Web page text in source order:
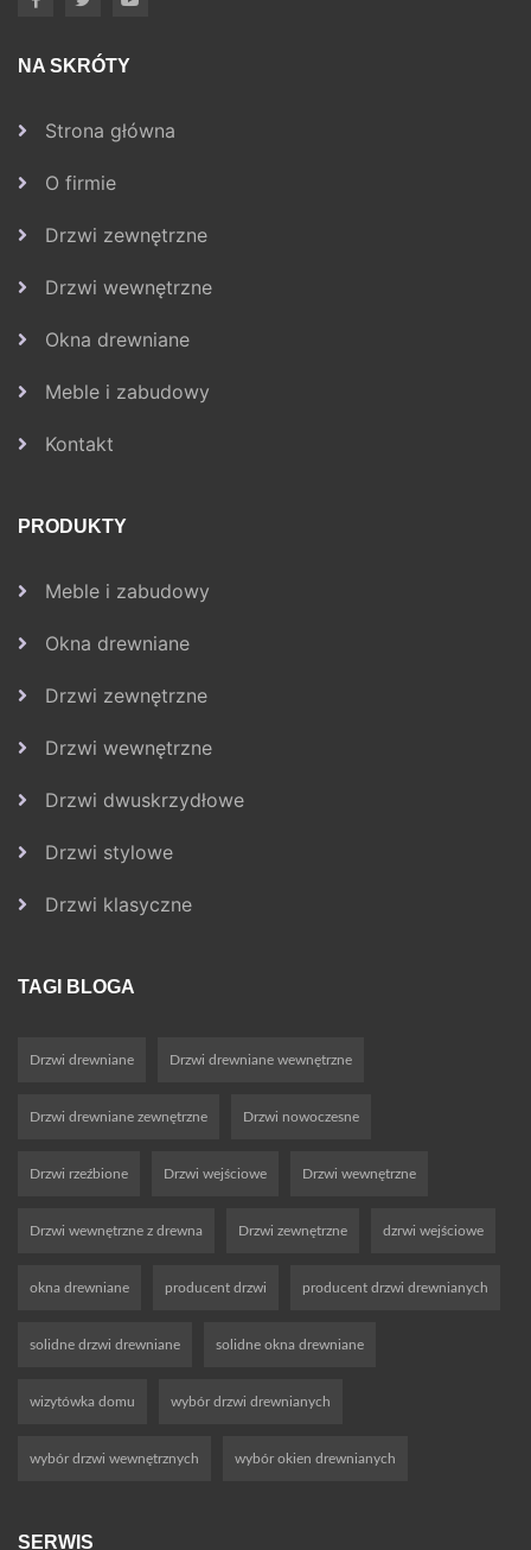
NA SKRÓTY
Strona główna
O firmie
Drzwi zewnętrzne
Drzwi wewnętrzne
Okna drewniane
Meble i zabudowy
Kontakt
PRODUKTY
Meble i zabudowy
Okna drewniane
Drzwi zewnętrzne
Drzwi wewnętrzne
Drzwi dwuskrzydłowe
Drzwi stylowe
Drzwi klasyczne
TAGI BLOGA
Drzwi drewniane Drzwi drewniane wewnętrzne
Drzwi drewniane zewnętrzne Drzwi nowoczesne
Drzwi rzeźbione Drzwi wejściowe Drzwi wewnętrzne
Drzwi wewnętrzne z drewna Drzwi zewnętrzne dzrwi wejściowe
okna drewniane producent drzwi producent drzwi drewnianych
solidne drzwi drewniane solidne okna drewniane
wizytówka domu wybór drzwi drewnianych
wybór drzwi wewnętrznych wybór okien drewnianych
SERWIS